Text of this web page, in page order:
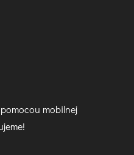
mobilnej